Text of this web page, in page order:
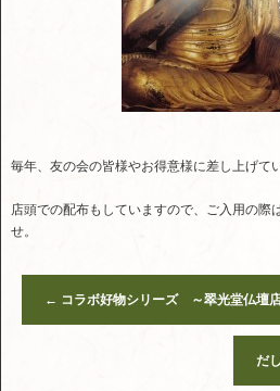
毎年、友の会の皆様やお得意様に差し上げて
店頭での配布もしていますので、ご入用の際
せ。
← コラボ好物シリーズ ～翠光堂仏壇
だ